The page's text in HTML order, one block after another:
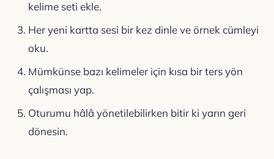
kelime seti ekle.
Her yeni kartta sesi bir kez dinle ve örnek cümleyi
oku.
Mümkünse bazı kelimeler için kısa bir ters yön
çalışması yap.
Oturumu hâlâ yönetilebilirken bitir ki yarın geri
dönesin.